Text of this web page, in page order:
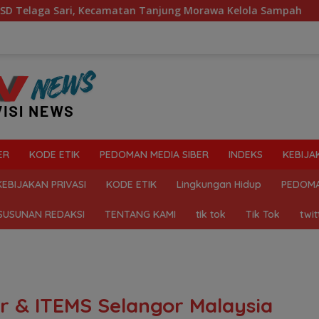
Tanjung Morawa Kelola Sampah Mahasiswa Desak
KODE ETIK PEDOMAN MEDIA SIBER INDEKS
PRIVASI KODE ETIK Lingkungan Hidup
REDAKSI TENTANG KAMI tik tok Tik Tok
ITEMS Selangor Malaysia